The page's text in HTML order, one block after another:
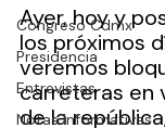
Congreso Cdmx
Presidencia
Entrevistas
Notas Informativas
Ayer, hoy y
los próximos
veremos
carreteras en
de la